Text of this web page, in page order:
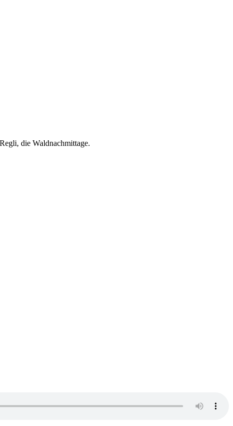
die Wald­nach­mit­ta­ge.